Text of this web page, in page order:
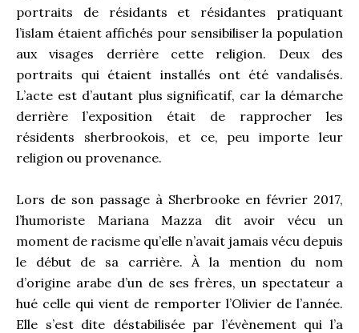
portraits de résidants et résidantes pratiquant
l’islam étaient affichés pour sensibiliser la population
aux visages derrière cette religion. Deux des
portraits qui étaient installés ont été vandalisés.
L’acte est d’autant plus significatif, car la démarche
derrière l’exposition était de rapprocher les
résidents sherbrookois, et ce, peu importe leur
religion ou provenance.
Lors de son passage à Sherbrooke en février 2017,
l’humoriste Mariana Mazza dit avoir vécu un
moment de racisme qu’elle n’avait jamais vécu depuis
le début de sa carrière. À la mention du nom
d’origine arabe d’un de ses frères, un spectateur a
hué celle qui vient de remporter l’Olivier de l’année.
Elle s’est dite déstabilisée par l’évènement qui l’a